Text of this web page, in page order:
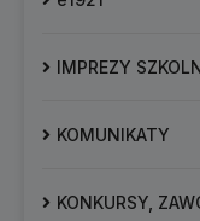
IMPREZY
KOMUNIKATY
KONKURSY,